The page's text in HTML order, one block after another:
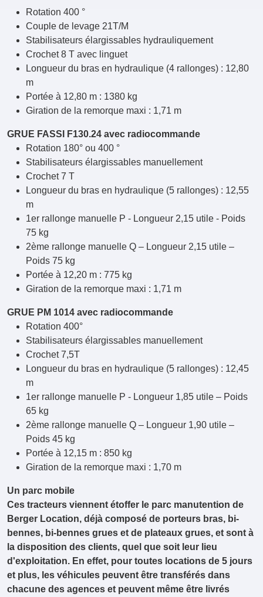
Rotation 400 °
Couple de levage 21T/M
Stabilisateurs élargissables hydrauliquement
Crochet 8 T avec linguet
Longueur du bras en hydraulique (4 rallonges) : 12,80
m
Portée à 12,80 m : 1380 kg
Giration de la remorque maxi : 1,71 m
GRUE FASSI F130.24 avec radiocommande
Rotation 180° ou 400 °
Stabilisateurs élargissables manuellement
Crochet 7 T
Longueur du bras en hydraulique (5 rallonges) : 12,55
m
1er rallonge manuelle P - Longueur 2,15 utile - Poids
75 kg
2ème rallonge manuelle Q – Longueur 2,15 utile –
Poids 75 kg
Portée à 12,20 m : 775 kg
Giration de la remorque maxi : 1,71 m
GRUE PM 1014 avec radiocommande
Rotation 400°
Stabilisateurs élargissables manuellement
Crochet 7,5T
Longueur du bras en hydraulique (5 rallonges) : 12,45
m
1er rallonge manuelle P - Longueur 1,85 utile – Poids
65 kg
2ème rallonge manuelle Q – Longueur 1,90 utile –
Poids 45 kg
Portée à 12,15 m : 850 kg
Giration de la remorque maxi : 1,70 m
Un parc mobile
Ces tracteurs viennent étoffer le parc manutention de
Berger Location, déjà composé de porteurs bras, bi-
bennes, bi-bennes grues et de plateaux grues, et sont à
la disposition des clients, quel que soit leur lieu
d'exploitation. En effet, pour toutes locations de 5 jours
et plus, les véhicules peuvent être transférés dans
chacune des agences et peuvent même être livrés